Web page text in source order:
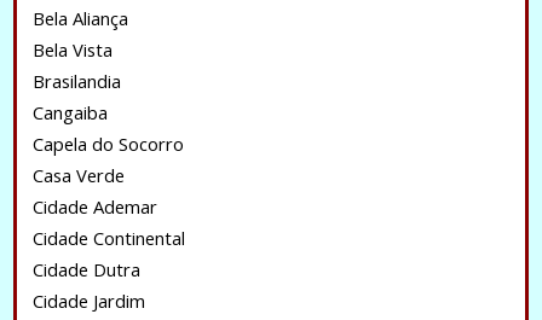
Bela Aliança
Bela Vista
Brasilandia
Cangaiba
Capela do Socorro
Casa Verde
Cidade Ademar
Cidade Continental
Cidade Dutra
Cidade Jardim